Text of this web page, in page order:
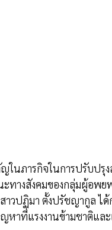
นภารกิจในการปรับปรุ
ทางสังคมของกลุ่มผู้อพย
าวปฏิมา ตั้งปรัชญากูล ได้
หาที่แรงงานข้ามชาติแล